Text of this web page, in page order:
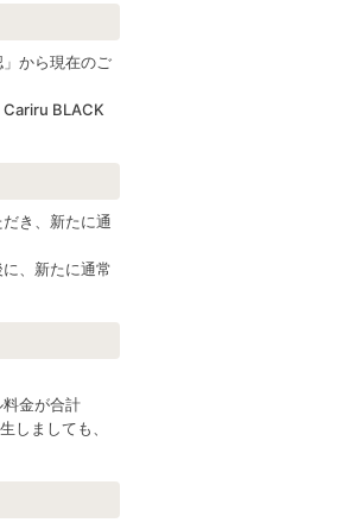
から現在のご
Cariru BLACK
き、新たに通
、新たに通常
金が合計
しましても、